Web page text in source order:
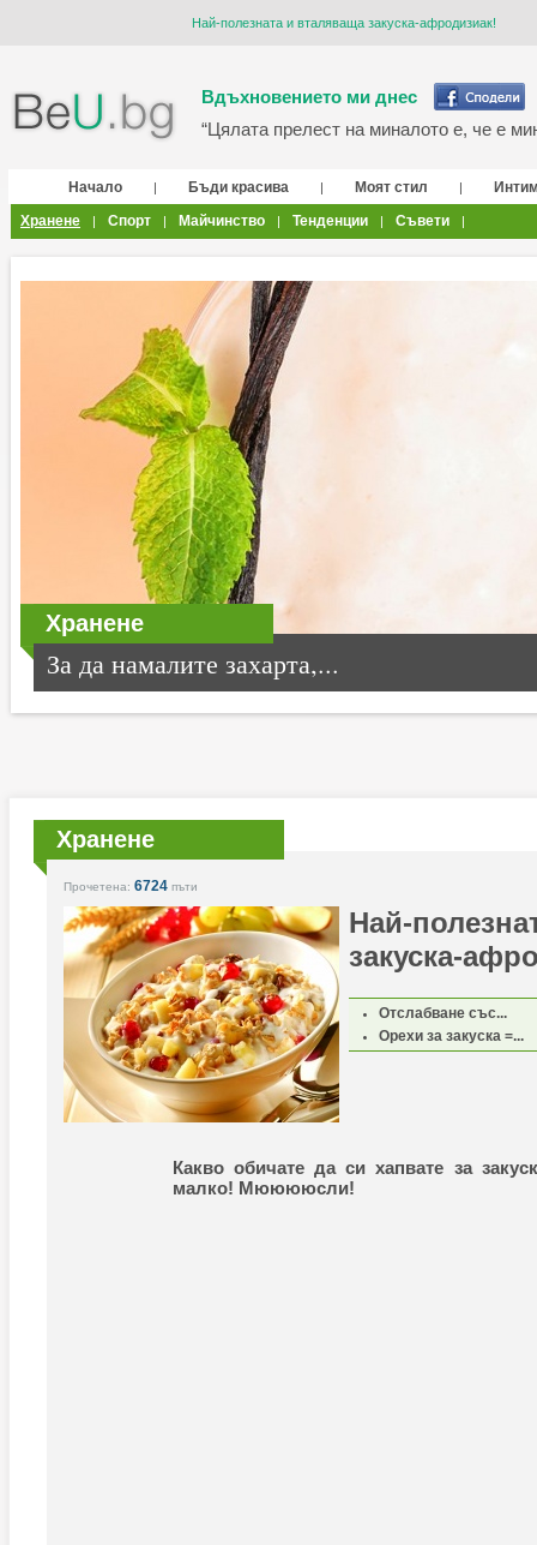
Най-полезната и вталяваща закуска-афродизиак!
Вдъхновението ми днес
“Цялата прелест на миналото е, че е
Начало | Бъди красива | Моят стил |
Хранене
| Спорт | Майчинство | Тенденции | Съвети |
Хранене
За да намалите захарта,...
Хранене
Прочетена: 6724 пъти
Най-
закуска-
Отслабване със...
Орехи за закуска =...
Какво обичате да си хапвате за
малко! Мююююсли!